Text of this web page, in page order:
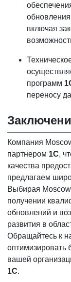
включая
программ
переносу
Компания
партнером 1С,
качества
предлагаем
Выбирая
получении
обновлений и
развития в
Обращайтесь к
оптимизировать
вашей
1С.